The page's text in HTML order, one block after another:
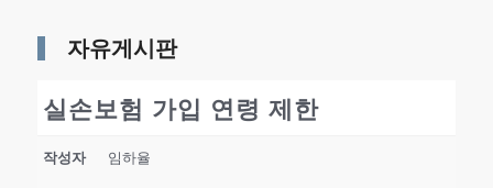
자유게시판
실손보험 가입 연령 제한
작성자 임하율